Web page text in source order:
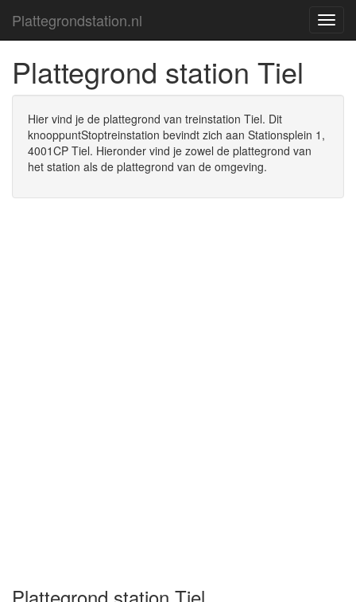
Plattegrondstation.nl
Plattegrond station Tiel
Hier vind je de plattegrond van treinstation Tiel. Dit
knooppuntStoptreinstation bevindt zich aan Stationsplein 1,
4001CP Tiel. Hieronder vind je zowel de plattegrond van
het station als de plattegrond van de omgeving.